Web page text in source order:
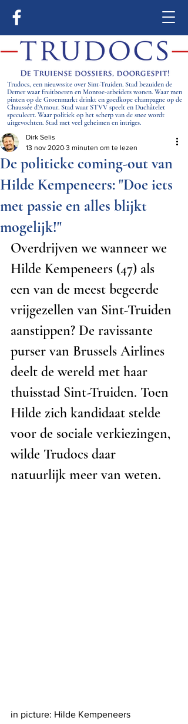
Trudocs, een nieuwssite over Sint-Truiden. Stad bezuiden de
Demer waar fruitboeren en Monroe-arbeiders wonen. Waar men
pinten op de Groenmarkt drinkt en goedkope champagne op de
Chaussée d’Amour. Stad waar STVV speelt en Duchâtelet
speculeert. Waar politiek op het scherp van de snee wordt
uitgevochten. Stad met veel geheimen en intriges.
De politieke coming-out van
Hilde Kempeneers: "Doe iets
met passie en alles blijkt
mogelijk!"
Dirk Selis
13 nov 2020 3 minuten om te lezen
Overdrijven we wanneer we
Hilde Kempeneers (47) als
een van de meest begeerde
vrijgezellen van Sint-Truiden
aanstippen? De ravissante
purser van Brussels Airlines
deelt de wereld met haar
thuisstad Sint-Truiden. Toen
Hilde zich kandidaat stelde
voor de sociale verkiezingen,
wilde Trudocs daar
natuurlijk meer van weten.
in picture: Hilde Kempeneers